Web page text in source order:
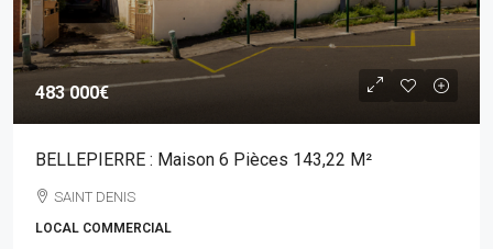
483 000€
BELLEPIERRE : Maison 6 Pièces 143,22 M²
SAINT DENIS
LOCAL COMMERCIAL